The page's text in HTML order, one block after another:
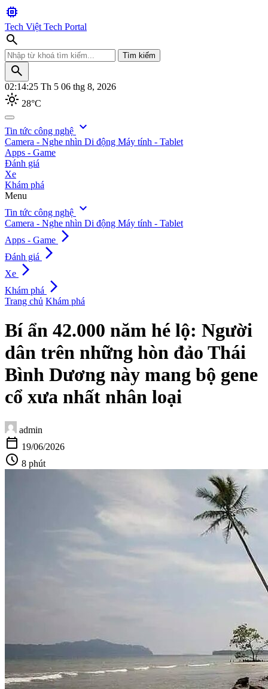
memory
Tech Việt Tech Portal
search
Tìm kiếm
search
02:14:27 Th 5 06 thg 8, 2026
light_mode 28°C
search
Tìm kiếm
Tin tức công nghệ expand_more
Camera - Nghe nhìn Di động Máy tính - Tablet
Apps - Game
Đánh giá
Xe
Khám phá
Menu
Tin tức công nghệ expand_more
Camera - Nghe nhìn Di động Máy tính - Tablet
Apps - Game arrow_forward_ios
Đánh giá arrow_forward_ios
Xe arrow_forward_ios
Khám phá arrow_forward_ios
Trang chủ Khám phá
Bí ẩn 42.000 năm hé lộ: Người
dân trên những hòn đảo Thái
Bình Dương này mang bộ gene
cổ xưa nhất nhân loại
admin
calendar_today 19/06/2026
schedule 8 phút